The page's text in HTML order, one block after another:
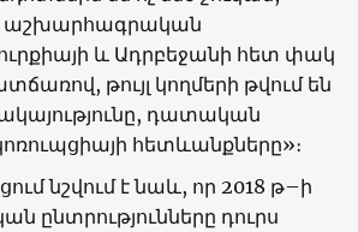
և Ադրբեջանի հետ փակ
թույլ կողմերի թվում են
դատական
հետևանքները»։
նշվում է նաև, որ 2018 թ–ի
ընտրությունները դուրս